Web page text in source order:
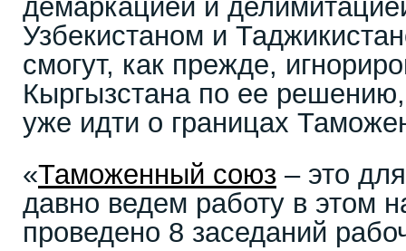
демаркацией и
Узбекистаном и
смогут, как прежде,
Кыргызстана по ее решению,
уже идти о границах
«Таможенный союз – это
давно ведем работу в этом
проведено 8 заседаний